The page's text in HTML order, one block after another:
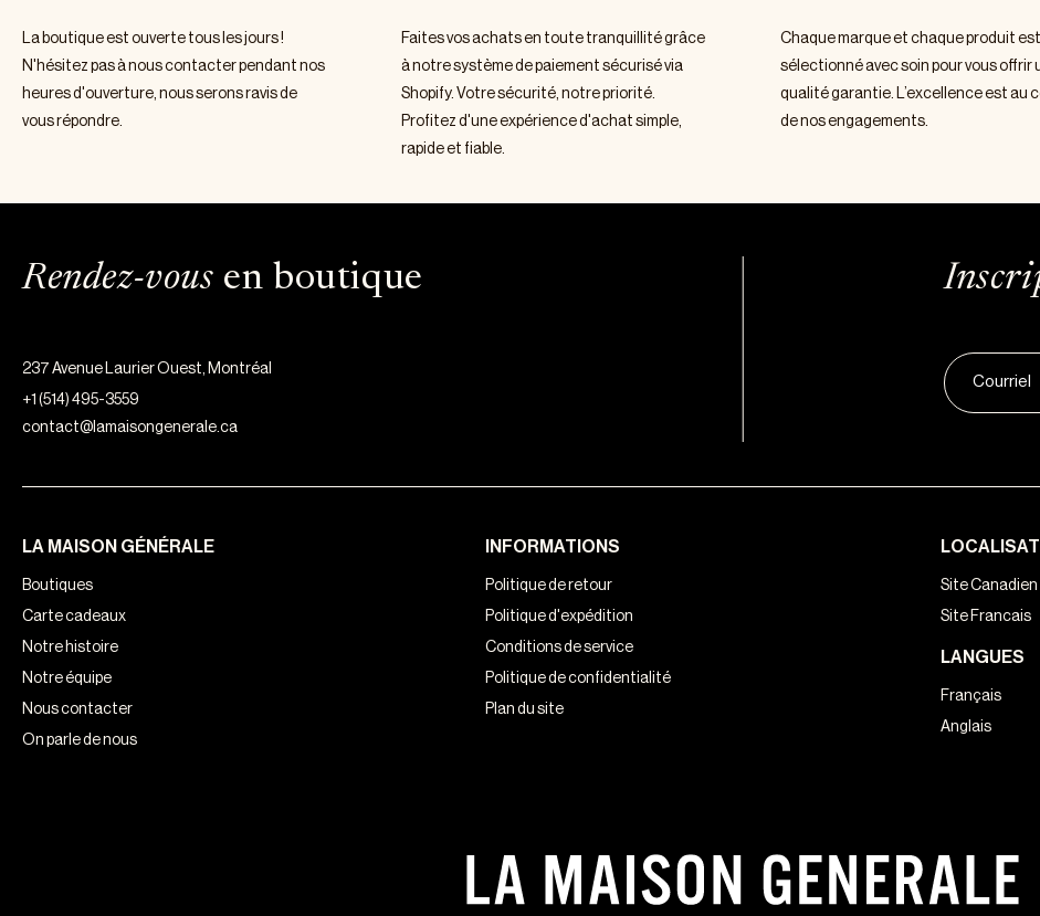
La boutique est ouverte tous les jours !
N'hésitez pas à nous contacter pendant nos
heures d'ouverture, nous serons ravis de
vous répondre.
Faites vos achats en toute tranquillité grâce
à notre système de paiement sécurisé via
Shopify. Votre sécurité, notre priorité.
Profitez d'une expérience d'achat simple,
rapide et fiable.
Chaque marque et chaque produit est
sélectionné avec soin pour vous offrir
qualité garantie. L’excellence est au
de nos engagements.
Rendez-vous en boutique
237 Avenue Laurier Ouest, Montréal
+1 (514) 495-3559
contact@lamaisongenerale.ca
LA MAISON GÉNÉRALE
Boutiques
Carte cadeaux
Notre histoire
Notre équipe
Nous contacter
On parle de nous
INFORMATIONS
Politique de retour
Politique d'expédition
Conditions de service
Politique de confidentialité
Plan du site
Site Canadien
Site Francais
LANGUES
Français
Anglais